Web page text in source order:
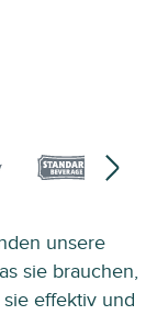
unsere
sie brauchen,
effektiv und